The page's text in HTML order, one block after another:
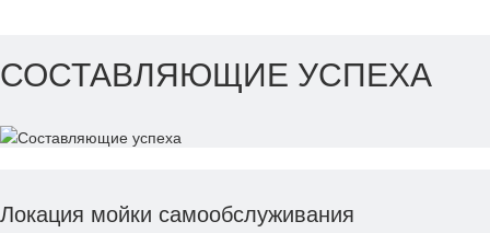
СОСТАВЛЯЮЩИЕ УСПЕХА
Локация мойки самообслуживания